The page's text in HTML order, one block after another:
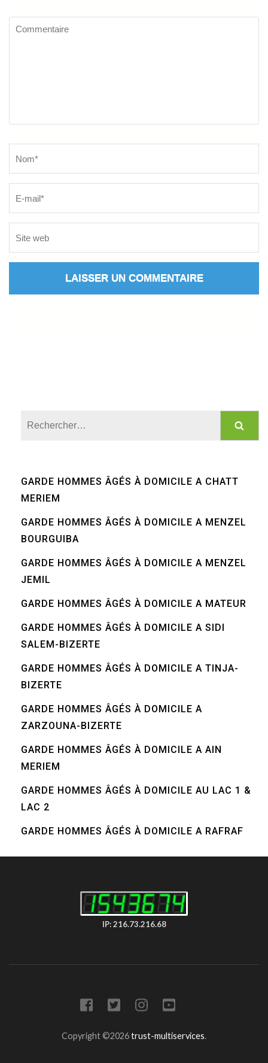
Commentaire
GARDE HOMMES ÂGÉS À DOMICILE A CHATT
MERIEM
GARDE HOMMES ÂGÉS À DOMICILE A MENZEL
BOURGUIBA
GARDE HOMMES ÂGÉS À DOMICILE A MENZEL
JEMIL
GARDE HOMMES ÂGÉS À DOMICILE A MATEUR
GARDE HOMMES ÂGÉS À DOMICILE A SIDI
SALEM-BIZERTE
GARDE HOMMES ÂGÉS À DOMICILE A TINJA-
BIZERTE
GARDE HOMMES ÂGÉS À DOMICILE A
ZARZOUNA-BIZERTE
GARDE HOMMES ÂGÉS À DOMICILE A AIN
MERIEM
GARDE HOMMES ÂGÉS À DOMICILE AU LAC 1 &
LAC 2
GARDE HOMMES ÂGÉS À DOMICILE A RAFRAF
IP: 216.73.216.68
Copyright ©2026trust-multiservices.